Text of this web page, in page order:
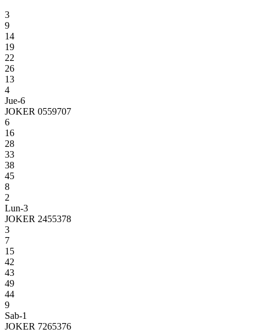
3
9
14
19
22
26
13
4
Jue-6
JOKER 0559707
6
16
28
33
38
45
8
2
Lun-3
JOKER 2455378
3
7
15
42
43
49
44
9
Sab-1
JOKER 7265376